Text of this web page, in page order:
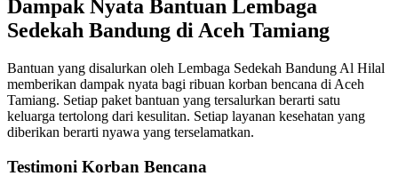
Dampak Nyata Bantuan Lembaga
Sedekah Bandung di Aceh Tamiang
Bantuan yang disalurkan oleh Lembaga Sedekah Bandung Al Hilal
memberikan dampak nyata bagi ribuan korban bencana di Aceh
Tamiang. Setiap paket bantuan yang tersalurkan berarti satu
keluarga tertolong dari kesulitan. Setiap layanan kesehatan yang
diberikan berarti nyawa yang terselamatkan.
Testimoni Korban Bencana